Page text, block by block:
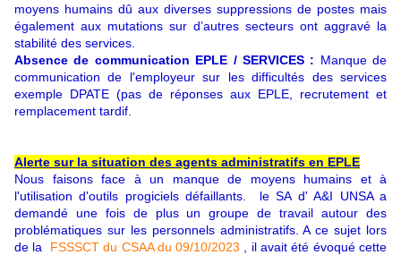
moyens humains dû aux diverses suppressions de postes mais
également aux mutations sur d’autres secteurs ont aggravé la
stabilité des services.
Absence de communication EPLE / SERVICES : Manque de
communication de l'employeur sur les difficultés des services
exemple DPATE (pas de réponses aux EPLE, recrutement et
remplacement tardif.
Alerte sur la situation des agents administratifs en EPLE
Nous faisons face à un manque de moyens humains et à
l'utilisation d'outils progiciels défaillants. le SA d' A&I UNSA a
demandé une fois de plus un groupe de travail autour des
problématiques sur les personnels administratifs. A ce sujet lors
de la
FSSSCT du CSAA du 09/10/2023
, il avait été évoqué cette